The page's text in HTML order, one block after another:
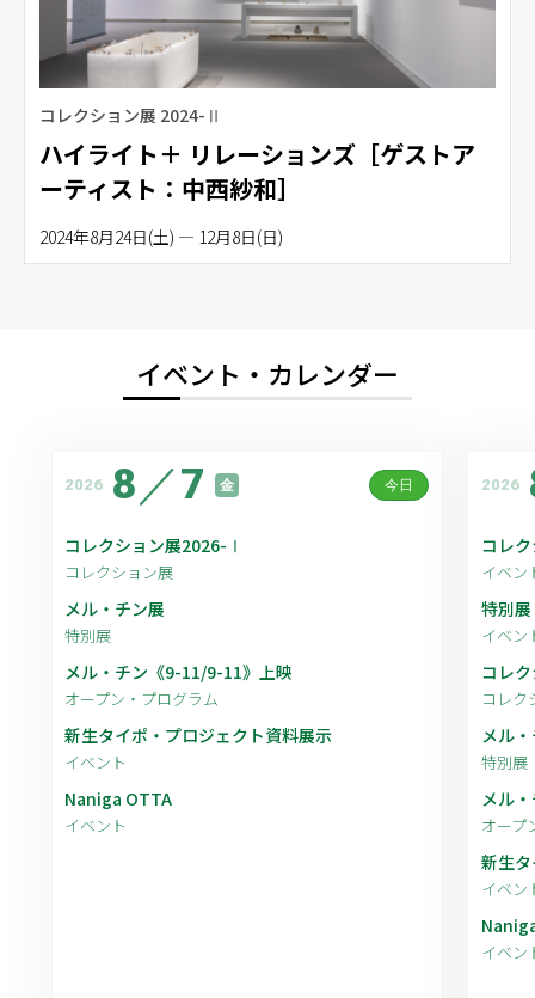
コレクション展 2024-Ⅱ
ハイライト＋ リレーションズ［ゲストア
ーティスト：中西紗和］
2024年8月24日(土) — 12月8日(日)
イベント・カレンダー
2026 8／7 金 今日
コレクション展2026-Ⅰ
コレクション展
メル・チン展
特別展
メル・チン《9-11/9-11》上映
オープン・プログラム
新生タイポ・プロジェクト資料展示
イベント
Naniga OTTA
イベント
2026
コレ
イベン
特別
イベン
コレ
コレク
メル
特別展
メル
オープ
新生
イベン
イベン